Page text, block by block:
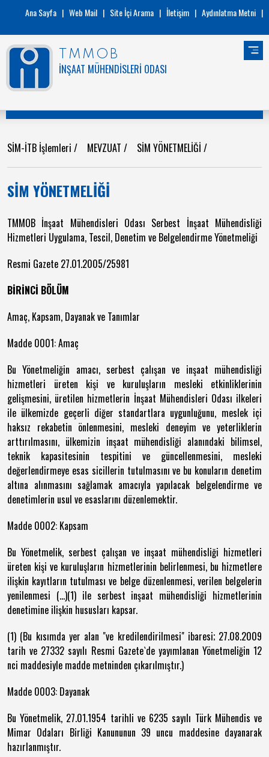
Ana Sayfa | Web Mail | Site İçi Arama | İletişim | Aydınlatma Metni |
TMMOB
İNŞAAT MÜHENDİSLERİ ODASI
SİM-İTB İşlemleri / MEVZUAT / SİM YÖNETMELİĞİ /
SİM YÖNETMELİĞİ
TMMOB İnşaat Mühendisleri Odası Serbest İnşaat Mühendisliği
Hizmetleri Uygulama, Tescil, Denetim ve Belgelendirme Yönetmeliği
Resmi Gazete 27.01.2005/25981
BİRİNCİ BÖLÜM
Amaç, Kapsam, Dayanak ve Tanımlar
Madde 0001: Amaç
Bu Yönetmeliğin amacı, serbest çalışan ve inşaat mühendisliği
hizmetleri üreten kişi ve kuruluşların mesleki etkinliklerinin
gelişmesini, üretilen hizmetlerin İnşaat Mühendisleri Odası ilkeleri
ile ülkemizde geçerli diğer standartlara uygunluğunu, meslek içi
haksız rekabetin önlenmesini, mesleki deneyim ve yeterliklerin
arttırılmasını, ülkemizin inşaat mühendisliği alanındaki bilimsel,
teknik kapasitesinin tespitini ve güncellenmesini, mesleki
değerlendirmeye esas sicillerin tutulmasını ve bu konuların denetim
altına alınmasını sağlamak amacıyla yapılacak belgelendirme ve
denetimlerin usul ve esaslarını düzenlemektir.
Madde 0002: Kapsam
Bu Yönetmelik, serbest çalışan ve inşaat mühendisliği hizmetleri
üreten kişi ve kuruluşların hizmetlerinin belirlenmesi, bu hizmetlere
ilişkin kayıtların tutulması ve belge düzenlenmesi, verilen belgelerin
yenilenmesi (…)(1) ile serbest inşaat mühendisliği hizmetlerinin
denetimine ilişkin hususları kapsar.
(1) (Bu kısımda yer alan "ve kredilendirilmesi" ibaresi; 27.08.2009
tarih ve 27332 sayılı Resmi Gazete`de yayımlanan Yönetmeliğin 12
nci maddesiyle madde metninden çıkarılmıştır.)
Madde 0003: Dayanak
Bu Yönetmelik, 27.01.1954 tarihli ve 6235 sayılı Türk Mühendis ve
Mimar Odaları Birliği Kanununun 39 uncu maddesine dayanarak
hazırlanmıştır.